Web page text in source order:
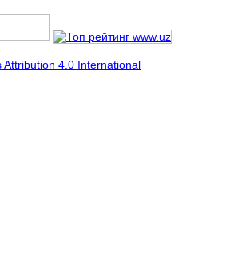
Attribution 4.0 International